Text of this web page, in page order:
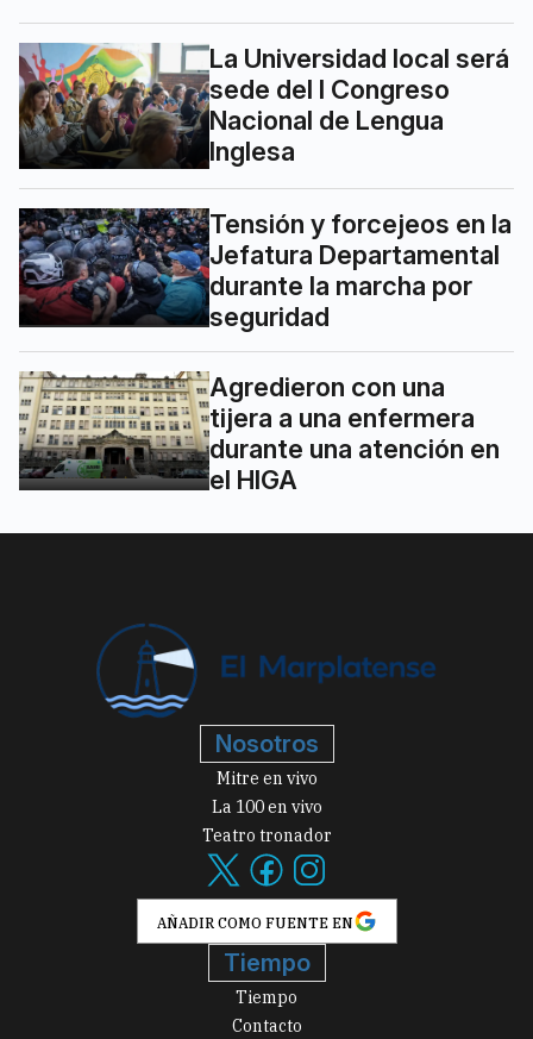
La Universidad local será
sede del I Congreso
Nacional de Lengua
Inglesa
Tensión y forcejeos en la
Jefatura Departamental
durante la marcha por
seguridad
Agredieron con una
tijera a una enfermera
durante una atención en
el HIGA
Nosotros
Mitre en vivo
La 100 en vivo
Teatro tronador
AÑADIR COMO FUENTE EN
Tiempo
Tiempo
Contacto